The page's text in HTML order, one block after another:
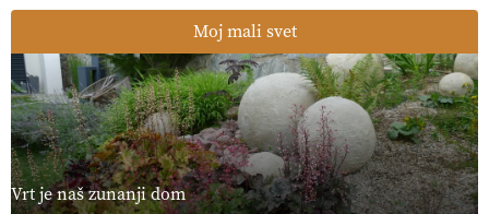
Moj mali svet
Vrt je naš zunanji dom